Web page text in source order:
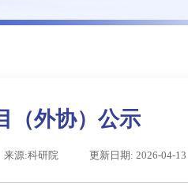
（外协）公示
来源:科研院 更新日期: 2026-04-13